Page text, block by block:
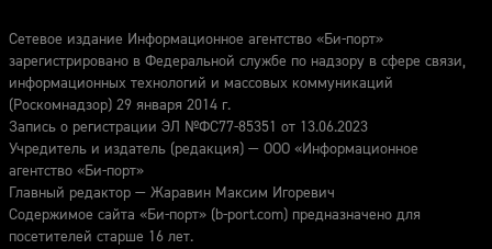
Сетевое издание Информационное агентство «Би-порт»
зарегистрировано в Федеральной службе по надзору в сфере связи,
информационных технологий и массовых коммуникаций
(Роскомнадзор) 29 января 2014 г.
Запись о регистрации ЭЛ №ФС77-85351 от 13.06.2023
Учредитель и издатель (редакция) — ООО «Информационное
агентство «Би-порт»
Главный редактор — Жаравин Максим Игоревич
Содержимое сайта «Би-порт» (b-port.com) предназначено для
посетителей старше 16 лет.